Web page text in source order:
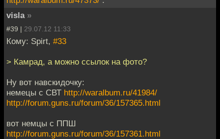
visla »
#39 | 29.07.12 11:33
Кому: Spirt, #33
> Камрад, а можно ссылок на фото?
Ну вот навскидочку:
немецы с СВТ http://waralbum.ru/41984/
http://forum.guns.ru/forum/36/157365.html
вот немцы с ППШ
http://forum.guns.ru/forum/36/157361.html